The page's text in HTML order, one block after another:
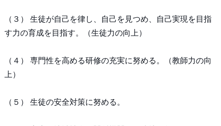
（３） 生徒が自己を律し、自己を見つめ、自己実現を目指
す力の育成を目指す。（生徒力の向上）
（４） 専門性を高める研修の充実に努める。（教師力の向
上）
（５） 生徒の安全対策に努める。